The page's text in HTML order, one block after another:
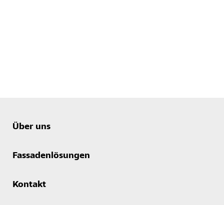
Über uns
Fassadenlösungen
Kontakt